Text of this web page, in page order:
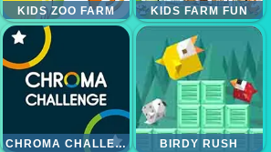
KIDS ZOO FARM KIDS FARM FUN
CHROMA CHALLENGE BIRDY RUSH